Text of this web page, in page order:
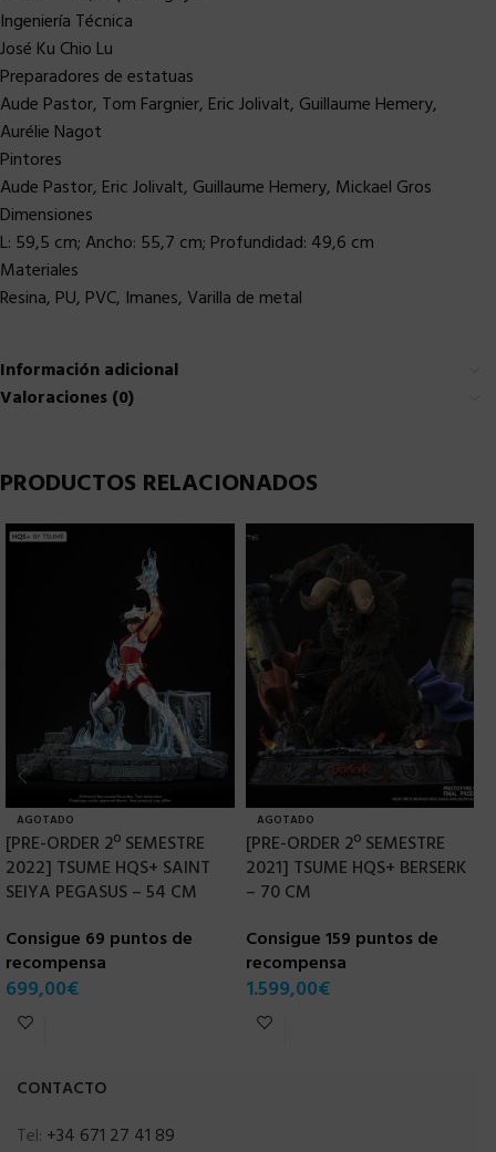
Ingeniería Técnica
José Ku Chio Lu
Preparadores de estatuas
Aude Pastor, Tom Fargnier, Eric Jolivalt, Guillaume Hemery,
Aurélie Nagot
Pintores
Aude Pastor, Eric Jolivalt, Guillaume Hemery, Mickael Gros
Dimensiones
L: 59,5 cm; Ancho: 55,7 cm; Profundidad: 49,6 cm
Materiales
Resina, PU, ​​PVC, Imanes, Varilla de metal
Información adicional
Valoraciones (0)
PRODUCTOS RELACIONADOS
AGOTADO
[PRE-ORDER 2º SEMESTRE
2022] TSUME HQS+ SAINT
SEIYA PEGASUS – 54 CM
Consigue 69 puntos de
recompensa
699,00€
AGOTADO
[PRE-ORDER 2º SEMESTRE
2021] TSUME HQS+ BERSERK
– 70 CM
Consigue 159 puntos de
recompensa
1.599,00€
CONTACTO
Tel: +34 671 27 41 89